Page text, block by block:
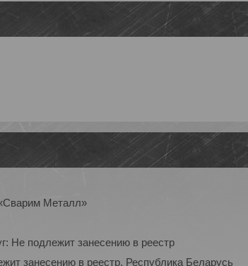
«Сварим Металл»
Не подлежит занесению в реестр
занесению в реестр, Республика Беларусь